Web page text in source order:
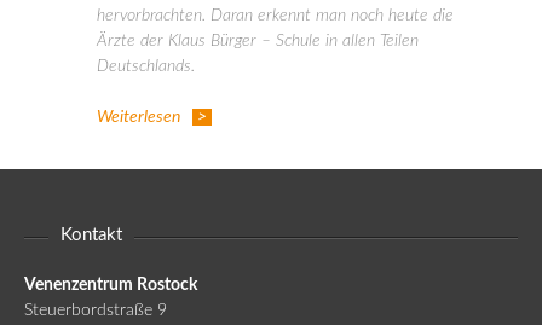
hervorbrachten. Daran erkennt man noch heute die
Ärzte der Klaus Bürger – Schule in allen Teilen
Deutschlands.
Weiterlesen
Kontakt
Venenzentrum Rostock
Steuerbordstraße 9